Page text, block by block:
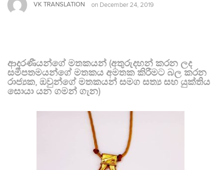
VK TRANSLATION on December 24, 2019
ආදරණීයන්ගේ මතකයන් (අතුරුදහන් කරන ලද
සමීපතමයන්ගේ මතකය අමතක කිරීමට බල කරන
රාජ්‍යක, ඔවුන්ගේ මතකයන් සමග සත්‍ය සහ යුක්තිය
සොයා යන ගමන් ගැන)